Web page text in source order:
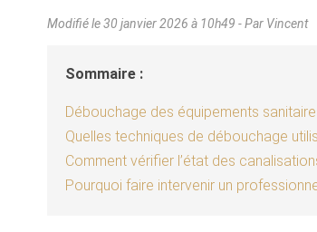
Modifié le30 janvier 2026 à 10h49 - Par Vincent
Sommaire :
Débouchage des équipements
Quelles techniques de débouchage
Comment vérifier l’état des
Pourquoi faire intervenir un